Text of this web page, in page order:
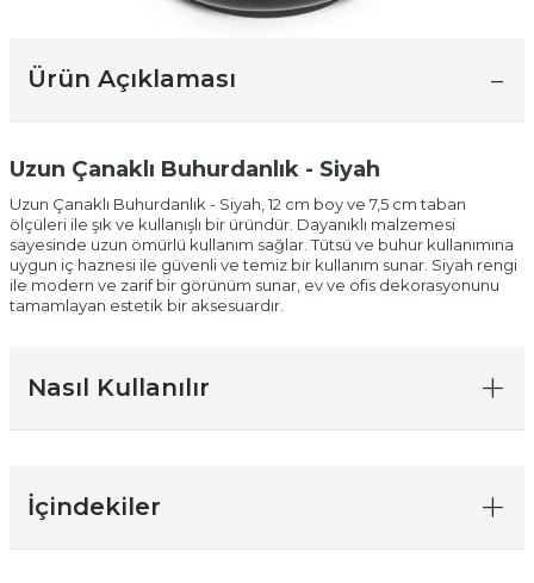
Ürün Açıklaması
Uzun Çanaklı Buhurdanlık - Siyah
Uzun Çanaklı Buhurdanlık - Siyah, 12 cm boy ve 7,5 cm taban
ölçüleri ile şık ve kullanışlı bir üründür. Dayanıklı malzemesi
sayesinde uzun ömürlü kullanım sağlar. Tütsü ve buhur kullanımına
uygun iç haznesi ile güvenli ve temiz bir kullanım sunar. Siyah rengi
ile modern ve zarif bir görünüm sunar, ev ve ofis dekorasyonunu
tamamlayan estetik bir aksesuardır.
Nasıl Kullanılır
İçindekiler